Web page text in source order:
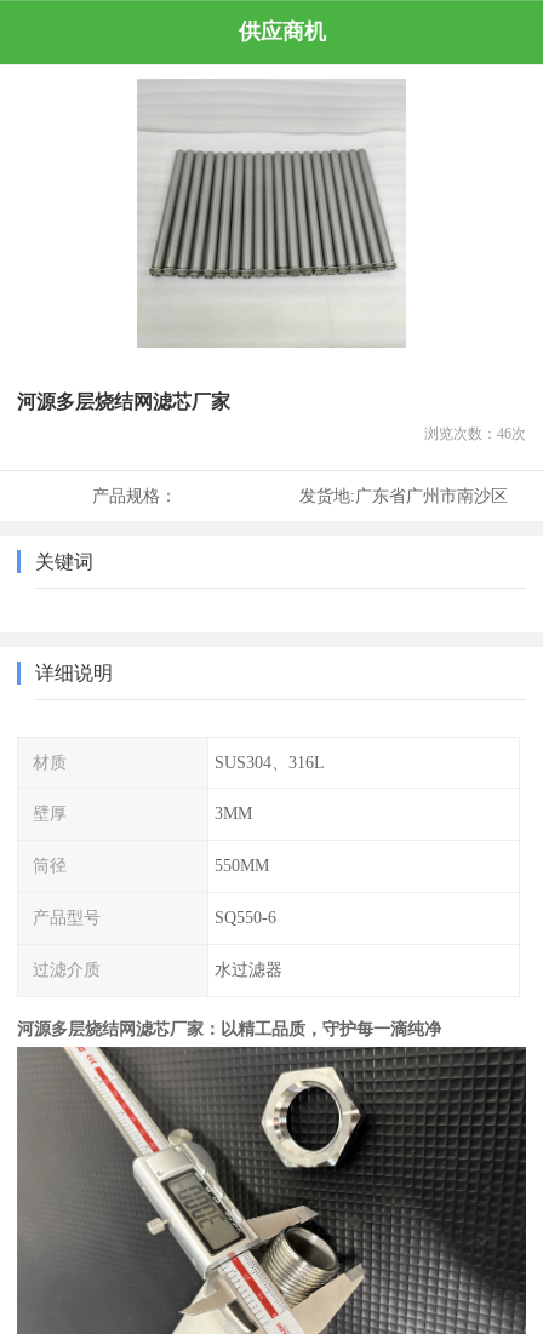
供应商机
河源多层烧结网滤芯厂家
浏览次数： 46次
产品规格： 发货地:广东省广州市南沙区
关键词
详细说明
材质 SUS304、316L
壁厚 3MM
筒径 550MM
产品型号 SQ550-6
过滤介质 水过滤器
河源多层烧结网滤芯厂家：以精工品质，守护每一滴纯净